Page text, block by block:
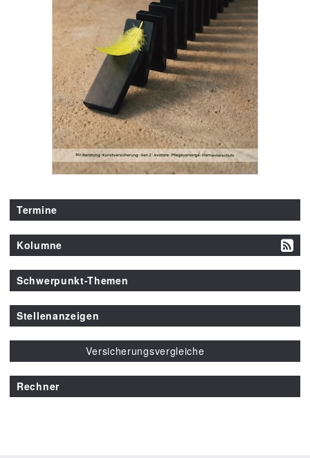
Termine
Kolumne
Schwerpunkt-Themen
Stellenanzeigen
Versicherungsvergleiche
Rechner